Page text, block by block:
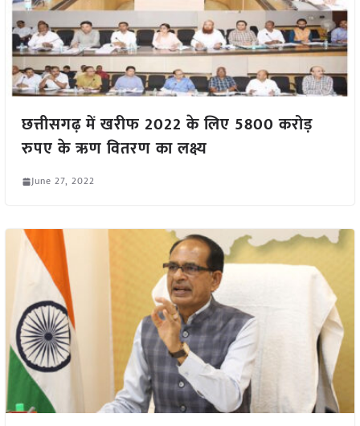
छत्तीसगढ़ में खरीफ 2022 के लिए 5800 करोड़
रुपए के ऋण वितरण का लक्ष्य
June 27, 2022